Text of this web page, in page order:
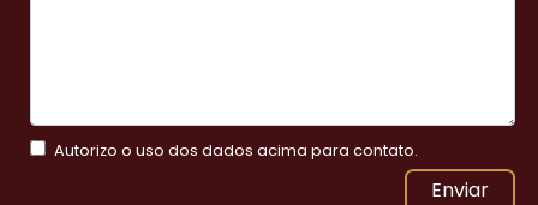
Autorizo o uso dos dados acima para contato.
Enviar